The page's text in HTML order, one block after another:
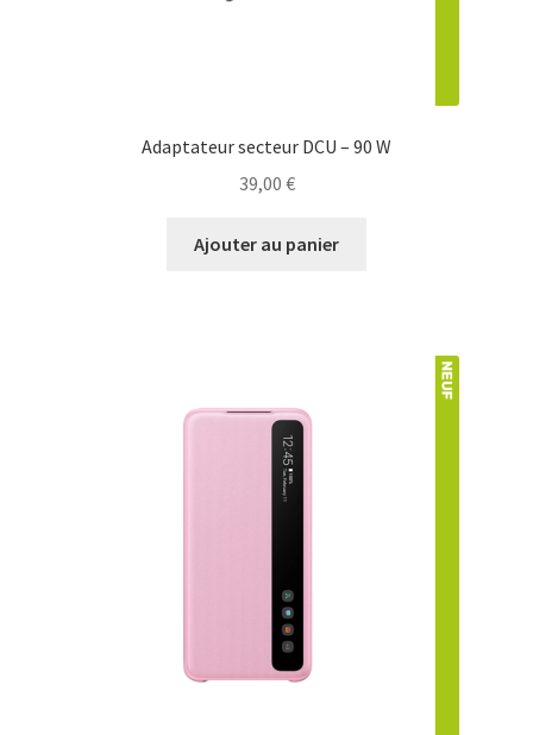
Adaptateur secteur DCU – 90 W
39,00 €
Ajouter au panier